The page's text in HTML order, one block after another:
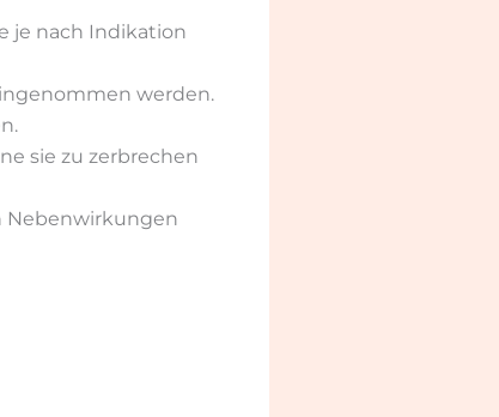
je nach Indikation
werden.
sie zu zerbrechen
Nebenwirkungen